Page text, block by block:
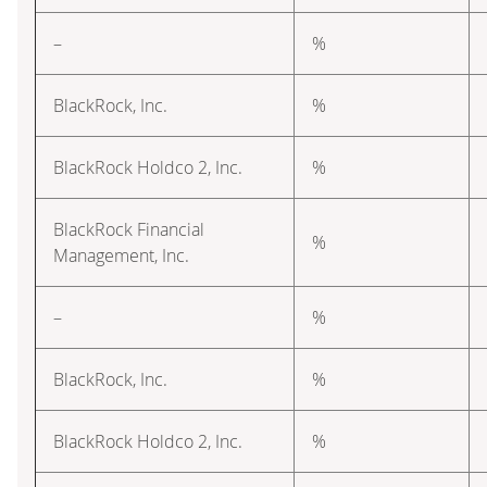
– %
BlackRock, Inc. %
BlackRock Holdco 2, Inc. %
BlackRock Financial
Management, Inc.
%
– %
BlackRock, Inc. %
BlackRock Holdco 2, Inc. %